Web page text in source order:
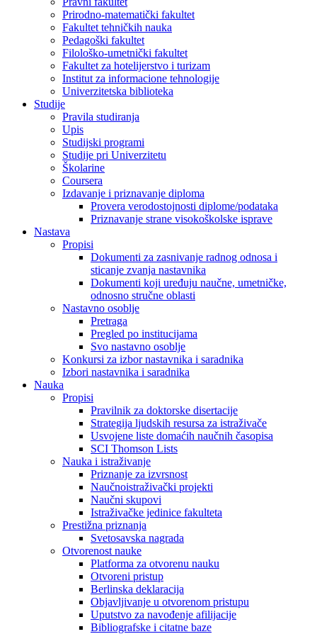
Prirodno-matematički fakultet
Fakultet tehničkih nauka
Pedagoški fakultet
Filološko-umetnički fakultet
Fakultet za hotelijerstvo i turizam
Institut za informacione tehnologije
Univerzitetska biblioteka
Studije
Pravila studiranja
Upis
Studijski programi
Studije pri Univerzitetu
Školarine
Coursera
Izdavanje i priznavanje diploma
Provera verodostojnosti diplome/podataka
Priznavanje strane visokoškolske isprave
Nastava
Propisi
Dokumenti za zasnivanje radnog odnosa i
sticanje zvanja nastavnika
Dokumenti koji uređuju naučne, umetničke,
odnosno stručne oblasti
Nastavno osoblje
Pretraga
Pregled po institucijama
Svo nastavno osoblje
Konkursi za izbor nastavnika i saradnika
Izbori nastavnika i saradnika
Nauka
Propisi
Pravilnik za doktorske disertacije
Strategija ljudskih resursa za istraživače
Usvojene liste domaćih naučnih časopisa
SCI Thomson Lists
Nauka i istraživanje
Priznanje za izvrsnost
Naučnoistraživački projekti
Naučni skupovi
Istraživačke jedinice fakulteta
Prestižna priznanja
Svetosavska nagrada
Otvorenost nauke
Platforma za otvorenu nauku
Otvoreni pristup
Berlinska deklaracija
Objavljivanje u otvorenom pristupu
Uputstvo za navođenje afilijacije
Bibliografske i citatne baze